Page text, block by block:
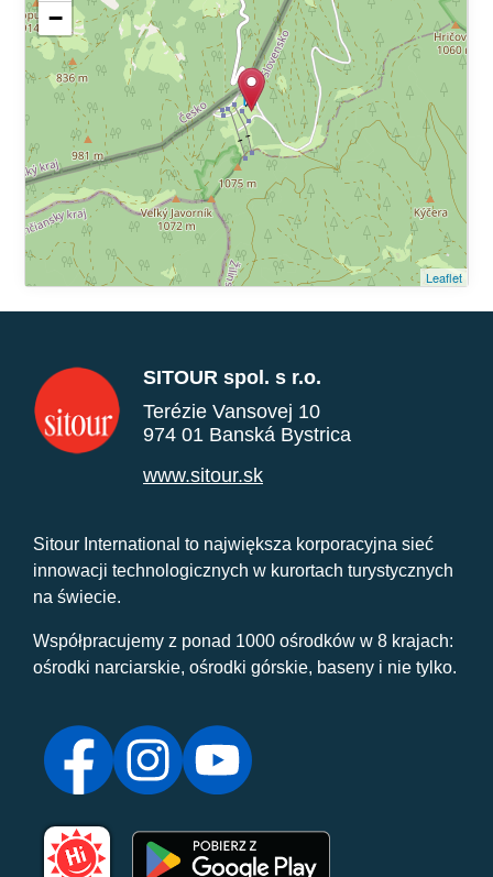
−
Leaflet
SITOUR spol. s r.o.
Terézie Vansovej 10
974 01 Banská Bystrica
www.sitour.sk
Sitour International to największa korporacyjna sieć
innowacji technologicznych w kurortach turystycznych
na świecie.
Współpracujemy z ponad 1000 ośrodków w 8 krajach:
ośrodki narciarskie, ośrodki górskie, baseny i nie tylko.